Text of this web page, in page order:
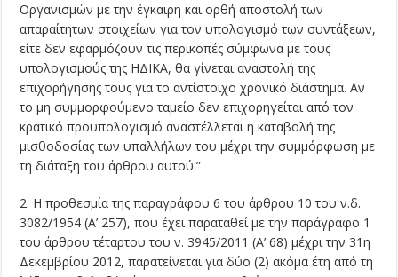
Οργανισμών με την έγκαιρη και ορθή αποστολή των
απαραίτητων στοιχείων για τον υπολογισμό των συντάξεων,
είτε δεν εφαρμόζουν τις περικοπές σύμφωνα με τους
υπολογισμούς της ΗΔΙΚΑ, θα γίνεται αναστολή της
επιχορήγησης τους για το αντίστοιχο χρονικό διάστημα. Αν
το μη συμμορφούμενο ταμείο δεν επιχορηγείται από τον
κρατικό προϋπολογισμό αναστέλλεται η καταβολή της
μισθοδοσίας των υπαλλήλων του μέχρι την συμμόρφωση με
τη διάταξη του άρθρου αυτού.”
2. Η προθεσμία της παραγράφου 6 του άρθρου 10 του ν.δ.
3082/1954 (Α’ 257), που έχει παραταθεί με την παράγραφο 1
του άρθρου τέταρτου του ν. 3945/2011 (Α’ 68) μέχρι την 31η
Δεκεμβρίου 2012, παρατείνεται για δύο (2) ακόμα έτη από τη